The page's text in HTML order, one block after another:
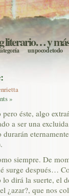
literario… y
un poco de todo
»
éste, algo
a ser una
siempre. De
surge después…
dirá la suerte, el
¿azar?, que nos